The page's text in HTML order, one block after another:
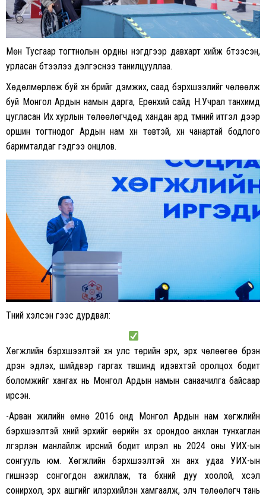
Мөн Тусгаар тогтнолын ордны нэгдүгээр давхарт хийж бүтээсэн,
урласан бүтээлээ дэлгэснээ танилцууллаа.
Хөдөлмөрлөж буй хүн бүрийг дэмжих, саад бэрхшээлийг чөлөөлж
буй Монгол Ардын намын дарга, Ерөнхий сайд Н.Учрал танхимд
цугласан Их хурлын төлөөлөгчдөд хандан ард түмний итгэл дээр
оршин тогтнодог Ардын нам хүн төвтэй, хүн чанартай бодлого
баримталдаг гэдгээ онцлов.
Түүний хэлсэн үгээс дурдвал:
Хөгжлийн бэрхшээлтэй хүн улс төрийн эрх, эрх чөлөөгөө бүрэн
дүүрэн эдлэх, шийдвэр гаргах түвшинд идэвхтэй оролцох бодит
боломжийг хангах нь Монгол Ардын намын санаачилга байсаар
ирсэн.
-Арван жилийн өмнө 2016 онд Монгол Ардын нам хөгжлийн
бэрхшээлтэй хүний эрхийг өөрийн эх орондоо анхлан тунхаглан
үлгэрлэн манлайлж ирсний бодит илрэл нь 2024 оны УИХ-ын
сонгууль юм. Хөгжлийн бэрхшээлтэй хүн анх удаа УИХ-ын
гишүүнээр сонгогдон ажиллаж, та бүхний дуу хоолой, хүсэл
сонирхол, эрх ашгийг илэрхийлэн хамгаалж, элч төлөөлөгч тань